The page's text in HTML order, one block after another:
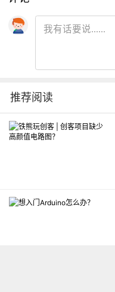
推荐阅读